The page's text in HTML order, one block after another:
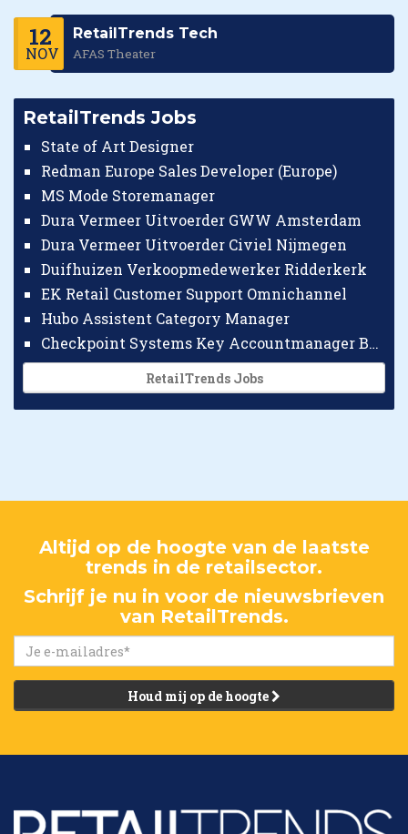
12
NOV
RetailTrends Tech
AFAS Theater
RetailTrends Jobs
State of Art Designer
Redman Europe Sales Developer (Europe)
MS Mode Storemanager
Dura Vermeer Uitvoerder GWW Amsterdam
Dura Vermeer Uitvoerder Civiel Nijmegen
Duifhuizen Verkoopmedewerker Ridderkerk
EK Retail Customer Support Omnichannel
Hubo Assistent Category Manager
Checkpoint Systems Key Accountmanager Benelux
RetailTrends Jobs
Altijd op de hoogte van de laatste
trends in de retailsector.
Schrijf je nu in voor de nieuwsbrieven
van RetailTrends.
Houd mij op de hoogte